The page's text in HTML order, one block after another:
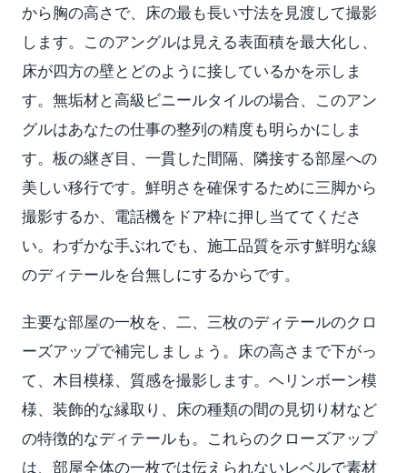
から胸の高さで、床の最も長い寸法を見渡して撮影
します。このアングルは見える表面積を最大化し、
床が四方の壁とどのように接しているかを示しま
す。無垢材と高級ビニールタイルの場合、このアン
グルはあなたの仕事の整列の精度も明らかにしま
す。板の継ぎ目、一貫した間隔、隣接する部屋への
美しい移行です。鮮明さを確保するために三脚から
撮影するか、電話機をドア枠に押し当ててくださ
い。わずかな手ぶれでも、施工品質を示す鮮明な線
のディテールを台無しにするからです。
主要な部屋の一枚を、二、三枚のディテールのクロ
ーズアップで補完しましょう。床の高さまで下がっ
て、木目模様、質感を撮影します。ヘリンボーン模
様、装飾的な縁取り、床の種類の間の見切り材など
の特徴的なディテールも。これらのクローズアップ
は、部屋全体の一枚では伝えられないレベルで素材